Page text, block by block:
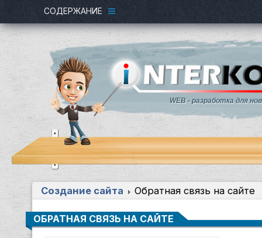
СОДЕРЖАНИЕ
WEB - разработка для
Создание сайта Обратная связь на сайте
ОБРАТНАЯ СВЯЗЬ НА САЙТЕ